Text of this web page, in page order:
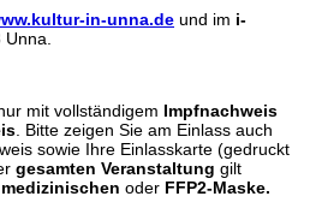
in-unna.de und im i-
mit vollständigem Impfnachweis
. Bitte zeigen Sie am Einlass auch
sowie Ihre Einlasskarte (gedruckt
gesamten Veranstaltung gilt
medizinischen oder FFP2-Maske.